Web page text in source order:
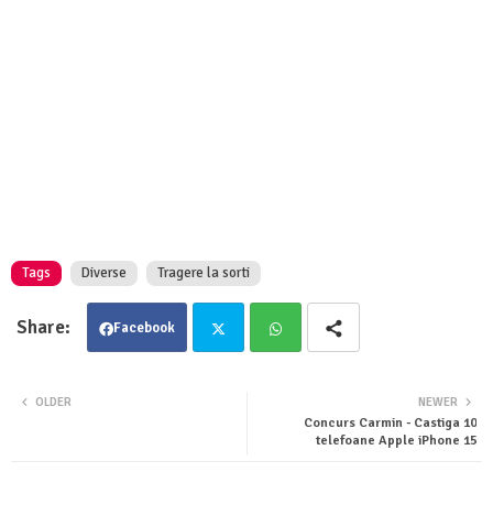
Tags Diverse Tragere la sorti
Facebook
NEWER
Concurs Carmin - Castiga 10
telefoane Apple iPhone 15
OLDER